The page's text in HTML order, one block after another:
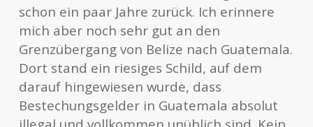
schon ein paar Jahre zurück. Ich erinnere
mich aber noch sehr gut an den
Grenzübergang von Belize nach Guatemala.
Dort stand ein riesiges Schild, auf dem
darauf hingewiesen wurde, dass
Bestechungsgelder in Guatemala absolut